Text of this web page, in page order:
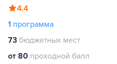
4.4
1 программа
73 бюджетных мест
от 80 проходной балл